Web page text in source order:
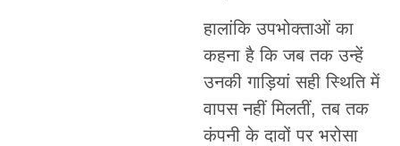
हालांकि उपभोक्ताओं का
कहना है कि जब तक उन्हें
उनकी गाड़ियां सही स्थिति में
वापस नहीं मिलतीं, तब तक
कंपनी के दावों पर भरोसा